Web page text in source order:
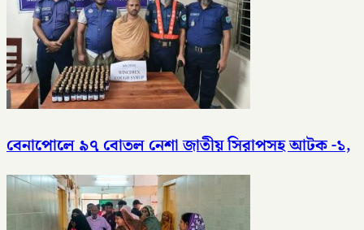
বেনাপোলে ৯৭ বোতল নেশা জাতীয় সিরাপসহ আটক -১,